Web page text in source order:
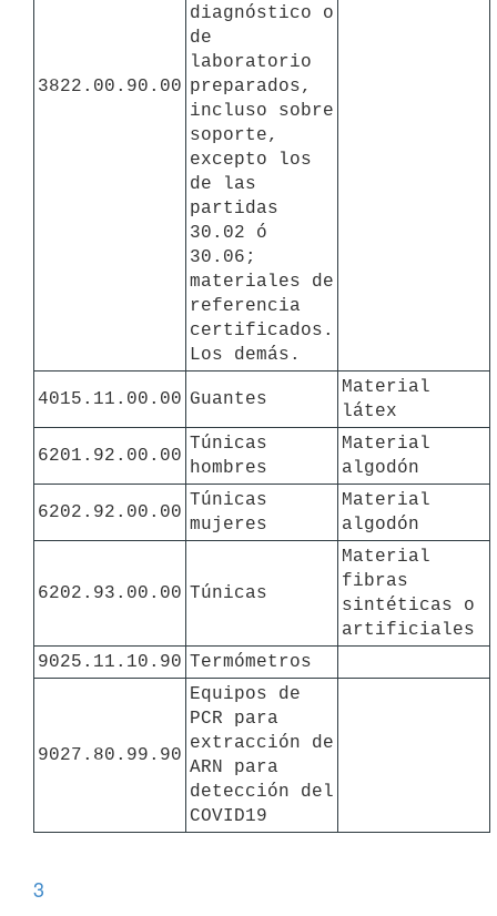
3822.00.90.00
diagnóstico o
de
laboratorio
preparados,
incluso sobre
soporte,
excepto los
de las
partidas
30.02 ó
30.06;
materiales de
referencia
certificados.
Los demás.
4015.11.00.00 Guantes
Material
látex
6201.92.00.00
Túnicas
hombres
Material
algodón
6202.92.00.00
Túnicas
mujeres
Material
algodón
6202.93.00.00 Túnicas
Material
fibras
sintéticas o
artificiales
9025.11.10.90 Termómetros
9027.80.99.90
Equipos de
PCR para
extracción de
ARN para
detección del
COVID19
3